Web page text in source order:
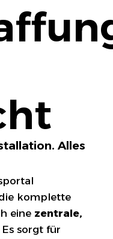
Alles
komplette
eine zentrale,
Es sorgt für